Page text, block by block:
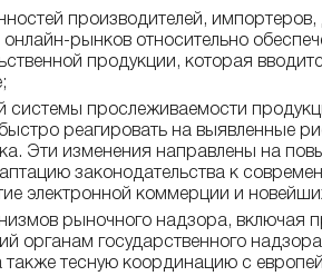
производителей,
онлайн-рынков относительно
продукции, которая
системы прослеживаемости
реагировать на выявленные
Эти изменения направлены на
законодательства к
электронной коммерции и
рыночного надзора, включая
органам государственного
также тесную координацию с